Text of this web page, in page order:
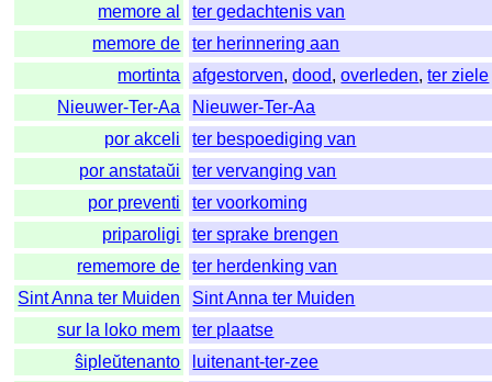
memore al
ter gedachtenis van
memore de
ter herinnering aan
mortinta
afgestorven,dood,overleden,ter ziele
Nieuwer-Ter-Aa
Nieuwer-Ter-Aa
por akceli
ter bespoediging van
por anstataŭi
ter vervanging van
por preventi
ter voorkoming
priparoligi
ter sprake brengen
rememore de
ter herdenking van
Sint Anna ter Muiden
Sint Anna ter Muiden
sur la loko mem
ter plaatse
ŝipleŭtenanto
luitenant-ter-zee